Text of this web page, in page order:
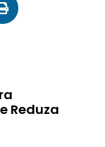
Reduza